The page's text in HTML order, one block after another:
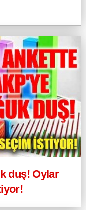
duş! Oylar